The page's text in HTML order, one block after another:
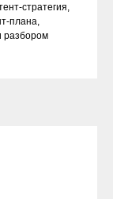
стратегия,
плана,
разбором